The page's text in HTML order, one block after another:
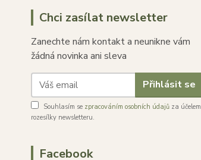
Chci zasílat newsletter
Zanechte nám kontakt a neunikne vám
žádná novinka ani sleva
Přihlásit se
Souhlasím se zpracováním osobních údajů za účelem
rozesílky newsletteru.
Facebook